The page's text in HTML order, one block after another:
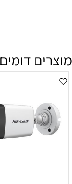
מוצרים דומים